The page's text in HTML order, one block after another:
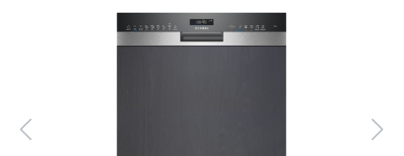
Bildergalerie überspringen